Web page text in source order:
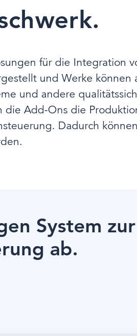
für die Integration
und Werke können
und andere
Add-Ons die
Dadurch
System zur
ab.